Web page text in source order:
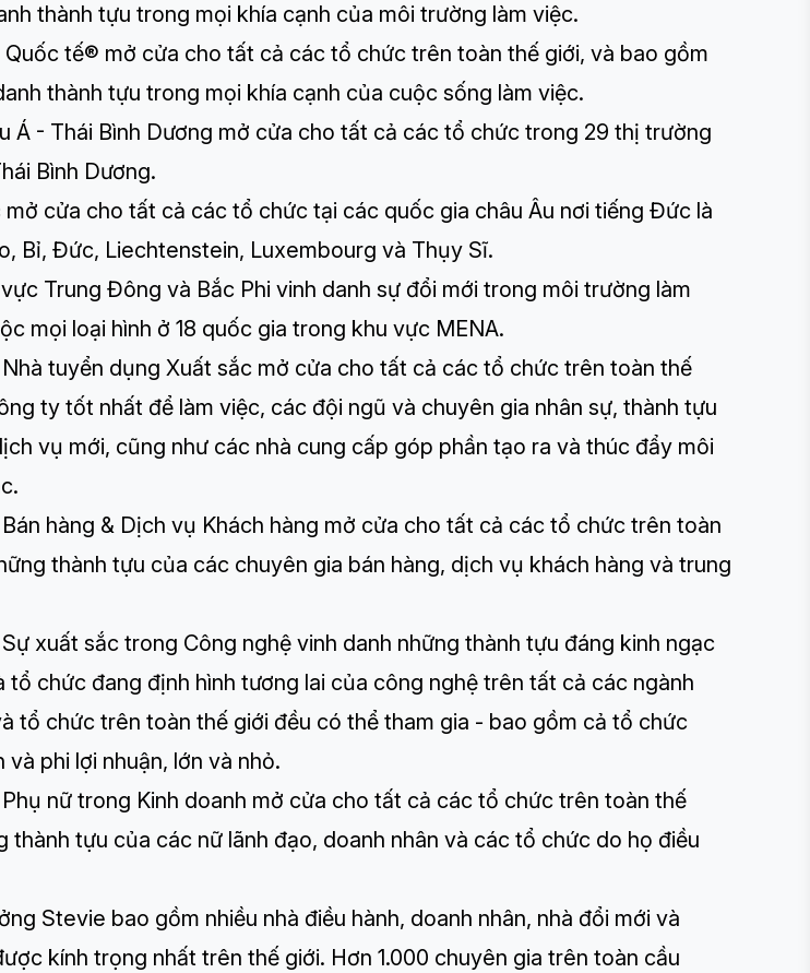
thành tựu trong mọi khía cạnh của môi trường làm việc.
Quốc tế® mở cửa cho tất cả các tổ chức trên toàn thế giới, và bao gồm
thành tựu trong mọi khía cạnh của cuộc sống làm việc.
Á - Thái Bình Dương mở cửa cho tất cả các tổ chức trong 29 thị trường
Bình Dương.
mở cửa cho tất cả các tổ chức tại các quốc gia châu Âu nơi tiếng Đức là
Bỉ, Đức, Liechtenstein, Luxembourg và Thụy Sĩ.
Trung Đông và Bắc Phi vinh danh sự đổi mới trong môi trường làm
mọi loại hình ở 18 quốc gia trong khu vực MENA.
tuyển dụng Xuất sắc mở cửa cho tất cả các tổ chức trên toàn thế
ty tốt nhất để làm việc, các đội ngũ và chuyên gia nhân sự, thành tựu
vụ mới, cũng như các nhà cung cấp góp phần tạo ra và thúc đẩy môi
hàng & Dịch vụ Khách hàng mở cửa cho tất cả các tổ chức trên toàn
thành tựu của các chuyên gia bán hàng, dịch vụ khách hàng và trung
xuất sắc trong Công nghệ vinh danh những thành tựu đáng kinh ngạc
tổ chức đang định hình tương lai của công nghệ trên tất cả các ngành
tổ chức trên toàn thế giới đều có thể tham gia - bao gồm cả tổ chức
phi lợi nhuận, lớn và nhỏ.
nữ trong Kinh doanh mở cửa cho tất cả các tổ chức trên toàn thế
thành tựu của các nữ lãnh đạo, doanh nhân và các tổ chức do họ điều
Stevie bao gồm nhiều nhà điều hành, doanh nhân, nhà đổi mới và
kính trọng nhất trên thế giới. Hơn 1.000 chuyên gia trên toàn cầu